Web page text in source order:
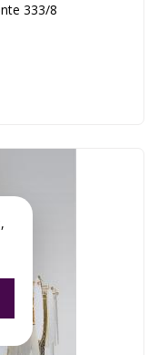
333/8